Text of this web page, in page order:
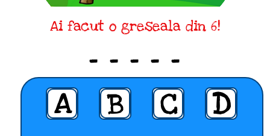
Ai facut o greseala din 6!
_ _ _ _ _
A B C
D